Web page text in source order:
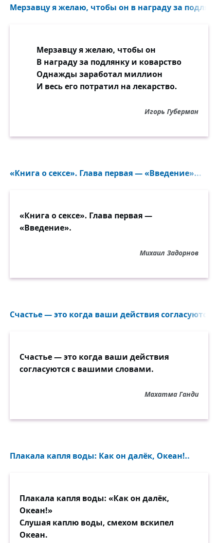
Мерзавцу я желаю, чтобы он в награду за
Мерзавцу я желаю, чтобы он
В награду за подлянку и коварство
Однажды заработал миллион
И весь его потратил на лекарство.
Игорь Губерман
«Книга о сексе». Глава первая — «Введение»...
«Книга о сексе». Глава первая —
«Введение».
Михаил Задорнов
Счастье — это когда ваши действия
Счастье — это когда ваши действия
согласуются с вашими словами.
Махатма Ганди
Плакала капля воды: Как он далёк, Океан!..
Плакала капля воды: «Как он далёк,
Океан!»
Слушая каплю воды, смехом вскипел
Океан.